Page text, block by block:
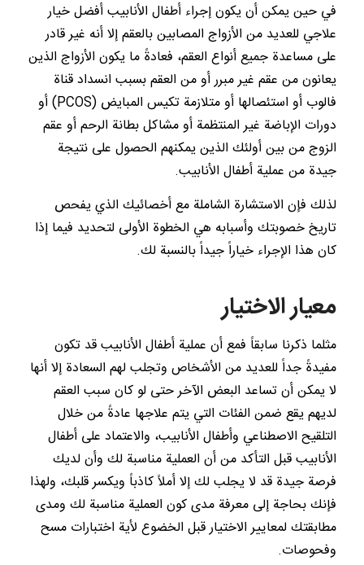
في حين يمكن أن يكون إجراء أطفال الأنابيب أفضل خيار
علاجي للعديد من الأزواج المصابين بالعقم إلا أنه غير قادر
على مساعدة جميع أنواع العقم، فعادةً ما يكون الأزواج الذين
يعانون من عقم غير مبرر أو من العقم بسبب انسداد قناة
فالوب أو استئصالها أو متلازمة تكيس المبايض (PCOS) أو
دورات الإباضة غير المنتظمة أو مشاكل بطانة الرحم أو عقم
الزوج من بين أولئك الذين يمكنهم الحصول على نتيجة
جيدة من عملية أطفال الأنابيب.
لذلك فإن الاستشارة الشاملة مع أخصائيك الذي يفحص
تاريخ خصوبتك وأسبابه هي الخطوة الأولى لتحديد فيما إذا
كان هذا الإجراء خياراً جيداً بالنسبة لك.
معيار الاختيار
مثلما ذكرنا سابقاً فمع أن عملية أطفال الأنابيب قد تكون
مفيدةً جداً للعديد من الأشخاص وتجلب لهم السعادة إلا أنها
لا يمكن أن تساعد البعض الآخر حتى لو كان سبب العقم
لديهم يقع ضمن الفئات التي يتم علاجها عادةً من خلال
التلقيح الاصطناعي وأطفال الأنابيب، والاعتماد على أطفال
الأنابيب قبل التأكد من أن العملية مناسبة لك وأن لديك
فرصة جيدة قد لا يجلب لك إلا أملاً كاذباً ويكسر قلبك، ولهذا
فإنك بحاجة إلى معرفة مدى كون العملية مناسبة لك ومدى
مطابقتك لمعايير الاختيار قبل الخضوع لأية اختبارات مسح
وفحوصات.